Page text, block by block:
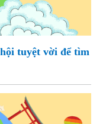
tuyệt vời để tìm